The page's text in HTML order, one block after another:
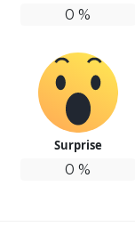
0 %
Surprise
0 %